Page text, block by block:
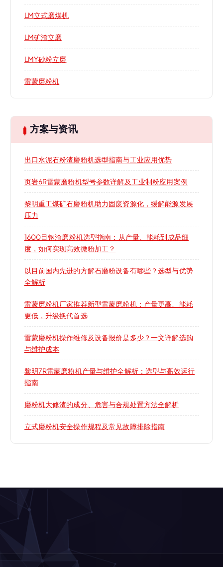
LM立式磨煤机
LM矿渣立磨
LMY砂粉立磨
雷蒙磨粉机
方案与资讯
出口水泥石粉渣磨粉机选型指南与工业应用优势
页岩6R雷蒙磨粉机型号参数详解及工业制粉应用案例
黎明重工煤矿石磨粉机助力固废资源化，缓解能源发展
压力
1600目钢渣磨粉机选型指南：从产量、能耗到成品细
度，如何实现高效微粉加工？
以目前国内先进的方解石磨粉设备有哪些？选型与优势
全解析
雷蒙磨粉机厂家推荐新型雷蒙磨粉机：产量更高、能耗
更低，升级换代首选
雷蒙磨粉机操作维修及设备报价是多少？一文详解选购
与维护成本
黎明7R雷蒙磨粉机产量与维护全解析：选型与高效运行
指南
磨粉机大修渣的成分、危害与合规处置方法全解析
立式磨粉机安全操作规程及常见故障排除指南